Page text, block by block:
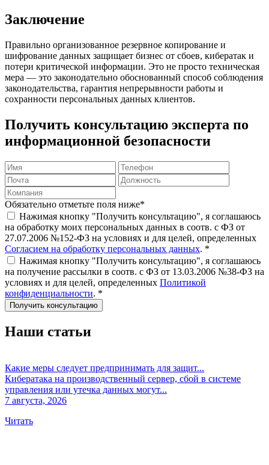
Заключение
Правильно организованное резервное копирование и
шифрование данных защищает бизнес от сбоев, кибератак и
потери критической информации. Это не просто техническая
мера — это законодательно обоснованный способ соблюдения
законодательства, гарантия непрерывности работы и
сохранности персональных данных клиентов.
Получить консультацию эксперта по
информационной безопасности
Обязательно отметьте поля ниже*
Нажимая кнопку "Получить консультацию", я соглашаюсь
на обработку моих персональных данных в соотв. с ФЗ от
27.07.2006 №152-ФЗ на условиях и для целей, определенных
Согласием на обработку персональных данных. *
Нажимая кнопку "Получить консультацию", я соглашаюсь
на получение рассылки в соотв. с ФЗ от 13.03.2006 №38-ФЗ на
условиях и для целей, определенных Политикой
конфиденциальности. *
Наши статьи
Какие меры следует предпринимать для защит...
Кибератака на производственный сервер, сбой в системе
управления или утечка данных могут...
7 августа, 2026
Читать